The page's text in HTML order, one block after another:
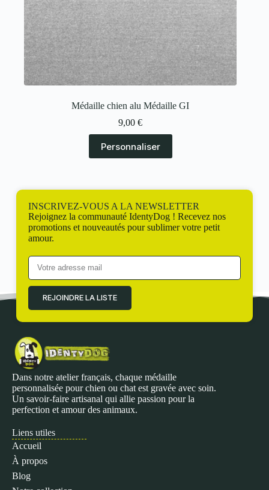
Médaille chien alu Médaille GI
9,00€
Personnaliser
INSCRIVEZ-VOUS A LA NEWSLETTER
Rejoignez la communauté IdentyDog ! Recevez nos
promotions et nouveautés pour sublimer votre petit
amour.
REJOINDRE LA LISTE
Dans notre atelier français, chaque médaille
personnalisée pour chien ou chat est gravée avec soin.
Un savoir-faire artisanal qui allie passion pour la
perfection et amour des animaux.
Liens utiles
Accueil
À propos
Blog